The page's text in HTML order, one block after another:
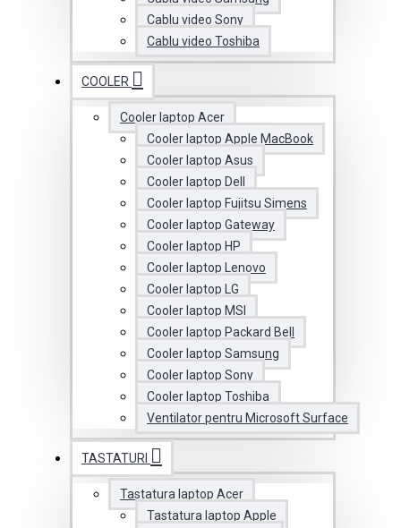
Cablu video Sony
Cablu video Toshiba
COOLER
Cooler laptop Acer
Cooler laptop Apple MacBook
Cooler laptop Asus
Cooler laptop Dell
Cooler laptop Fujitsu Simens
Cooler laptop Gateway
Cooler laptop HP
Cooler laptop Lenovo
Cooler laptop LG
Cooler laptop MSI
Cooler laptop Packard Bell
Cooler laptop Samsung
Cooler laptop Sony
Cooler laptop Toshiba
Ventilator pentru Microsoft Surface
TASTATURI
Tastatura laptop Acer
Tastatura laptop Apple